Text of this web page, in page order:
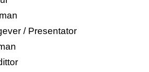
/ Presentator